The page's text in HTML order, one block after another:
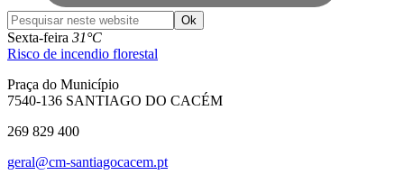
Pesquisar
neste
website
Sexta-feira 31°C
Risco de incendio florestal
Praça do Município
7540-136 SANTIAGO DO CACÉM
269 829 400
geral@cm-santiagocacem.pt